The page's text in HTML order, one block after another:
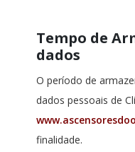
Tempo de
dados
O período de
dados pessoais de
finalidade.